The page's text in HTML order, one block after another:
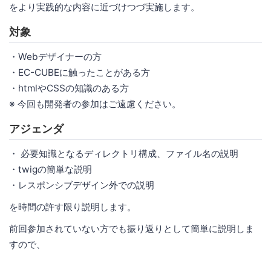
をより実践的な内容に近づけつづ実施します。
対象
・Webデザイナーの方
・EC-CUBEに触ったことがある方
・htmlやCSSの知識のある方
※ 今回も開発者の参加はご遠慮ください。
アジェンダ
・ 必要知識となるディレクトリ構成、ファイル名の説明
・twigの簡単な説明
・レスポンシブデザイン外での説明
を時間の許す限り説明します。
前回参加されていない方でも振り返りとして簡単に説明しま
すので、